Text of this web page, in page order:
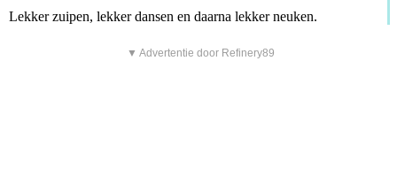
Lekker zuipen, lekker dansen en daarna lekker neuken.
▼ Advertentie door Refinery89